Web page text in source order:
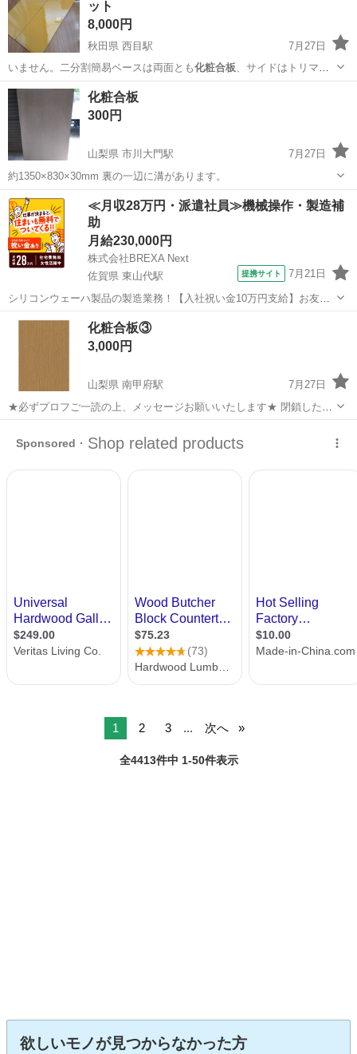
ット
8,000円
秋田県 西目駅
7月27日
いません。二分割簡易ベースは両面とも化粧合板、サイドはトリマ
ー、ラッカーでキレイ…
秋田 由利本荘市 西目駅
化粧合板
300円
山梨県 市川大門駅
7月27日
約1350×830×30mm 裏の一辺に溝があります。
山梨 西八代郡 市川大門駅 その他 化粧合板
≪月収28万円・派遣社員≫機械操作・製造補
助
月給230,000円
株式会社BREXA Next
佐賀県 東山代駅
提携サイト 7月21日
シリコンウェーハ製品の製造業務！【入社祝い金10万円支給】お友達
やカップルとの応募OK◎年間休日129日＆休出なしでプライベート充
実♪業務はクリーンルームで快適作業◎自社正社員登用制度あり★1食
300円～の格安食堂あり！《佐...
佐賀 伊万里市 東山代駅
化粧合板③
3,000円
山梨県 南甲府駅
7月27日
★必ずプロフご一読の上、メッセージお願いいたします★ 閉鎖した工
場の在庫品です。 間に薄紙も挟まったままの新品未使用状態でした。
¥3000/枚 全部で10枚あります。 アイカ ラビアンポリ LP381
1 2 3 ... 次へ
全4413件中 1-50件表示
欲しいモノが見つからなかった方